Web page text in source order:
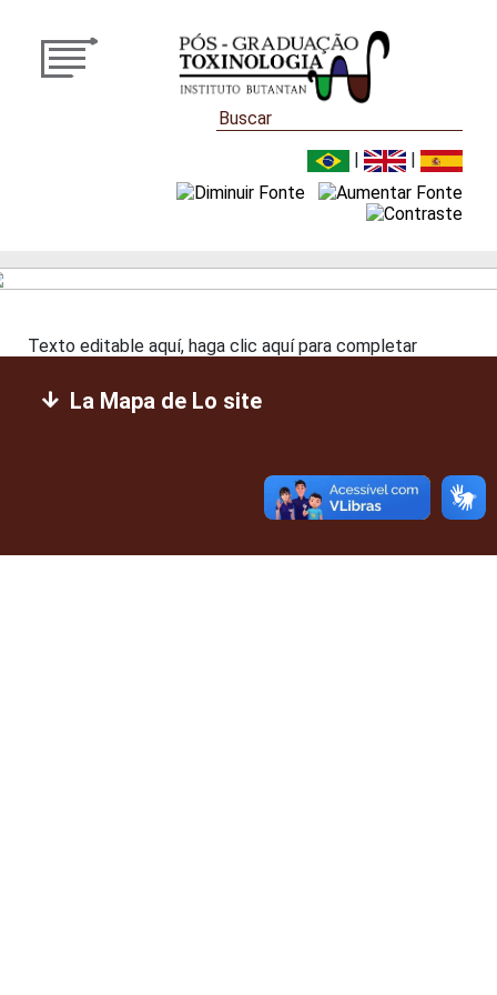
| |
Texto editable aquí, haga clic aquí para completar
La Mapa de Lo site